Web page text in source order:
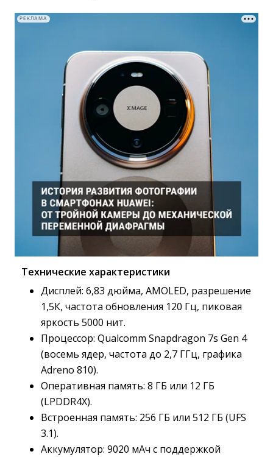
РЕКЛАМА
Технические характеристики
Дисплей: 6,83 дюйма, AMOLED, разрешение
1,5К, частота обновления 120 Гц, пиковая
яркость 5000 нит.
Процессор: Qualcomm Snapdragon 7s Gen 4
(восемь ядер, частота до 2,7 ГГц, графика
Adreno 810).
Оперативная память: 8 ГБ или 12 ГБ
(LPDDR4X).
Встроенная память: 256 ГБ или 512 ГБ (UFS
3.1).
Аккумулятор: 9020 мАч с поддержкой